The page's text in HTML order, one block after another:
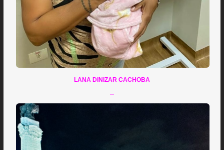
LANA DINIZAR CACHOBA
--